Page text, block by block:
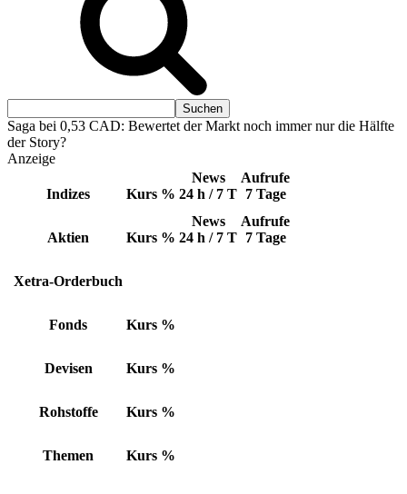
Saga bei 0,53 CAD: Bewertet der Markt noch immer nur die Hälfte
der Story?
Anzeige
Indizes Kurs %
News
24 h / 7 T
Aufrufe
7 Tage
Aktien Kurs %
News
24 h / 7 T
Aufrufe
7 Tage
Xetra-Orderbuch
Fonds Kurs %
Devisen Kurs %
Rohstoffe Kurs %
Themen Kurs %